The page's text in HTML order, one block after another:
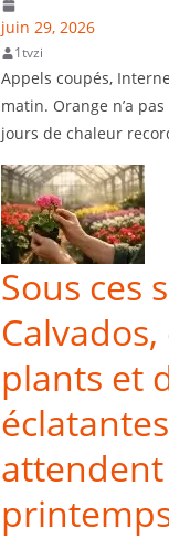
juin 29, 2026
1tvzi
Appels coupés,
matin. Orange n’a
jours de chaleur
Sous ces
plants et